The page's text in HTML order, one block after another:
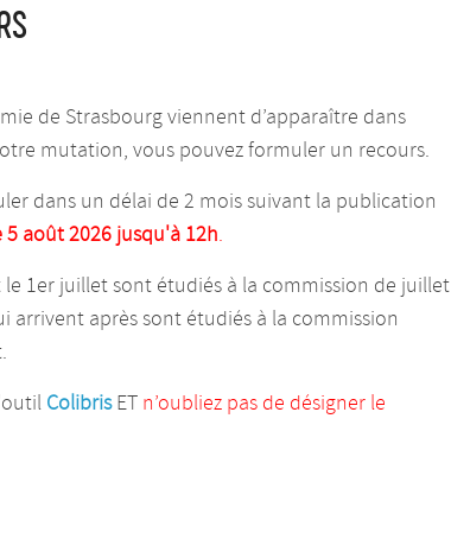
de Strasbourg viennent d’apparaître dans
mutation, vous pouvez formuler un recours.
dans un délai de 2 mois suivant la publication
août 2026 jusqu'à 12h.
1er juillet sont étudiés à la commission de juillet
après sont étudiés à la commission
ColibrisET n’oubliez pas de désigner le